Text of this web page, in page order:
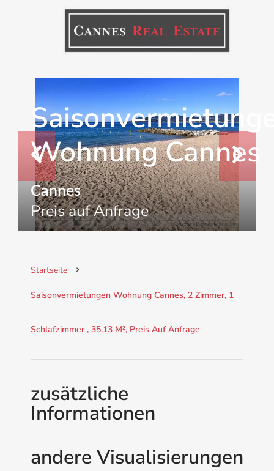
Wohnung Cannes
Cannes
Preis auf Anfrage
Startseite
Saisonvermietungen Wohnung Cannes, 2 Zimmer, 1
Schlafzimmer , 35.13 M², Preis Auf Anfrage
zusätzliche
Informationen
andere Visualisierungen